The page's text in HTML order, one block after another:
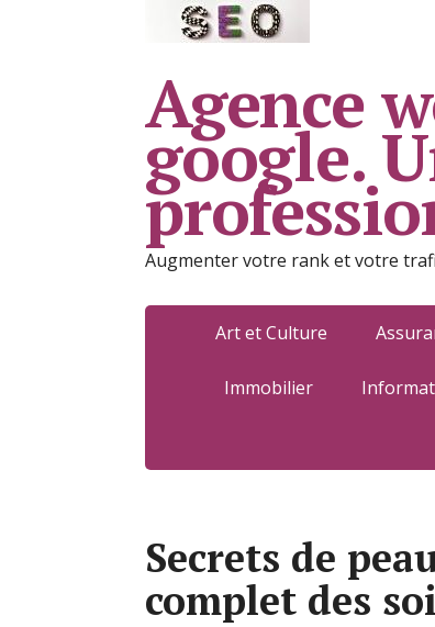
Agence
google.
Augmenter votre rank et votre
Art et Culture
Immobilier
Secrets de
complet des